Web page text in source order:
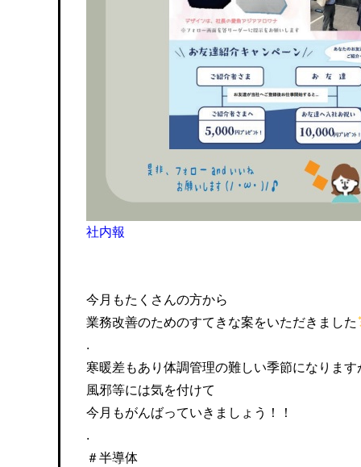
社内報
今月もたくさんの方から
業務改善のためのすてきな案をいただきました
.
寒暖差もあり体調管理の難しい季節になります
風邪等には気を付けて
今月もがんばっていきましょう！！
.
＃半導体